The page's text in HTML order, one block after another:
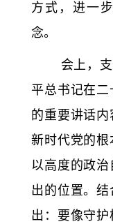
方式，进一
念。
会上，
平总书记在
的重要讲话内
新时代党的
以高度的政
出的位置。
出：要像守护